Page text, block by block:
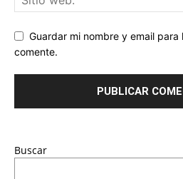
Guardar mi nombre y email
comente.
Buscar